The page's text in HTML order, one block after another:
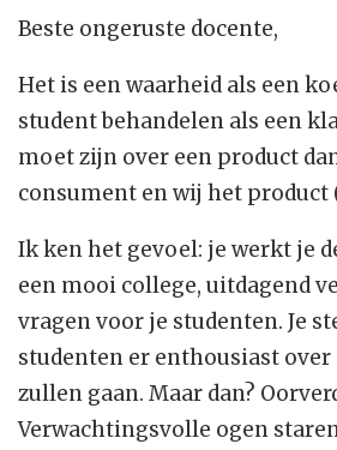
Beste ongeruste docente,
Het is een waarheid als een
student behandelen als een
moet zijn over een product
consument en wij het product
Ik ken het gevoel: je werkt je
een mooi college, uitdagend
vragen voor je studenten. Je
studenten er enthousiast over
zullen gaan. Maar dan?
Verwachtingsvolle ogen